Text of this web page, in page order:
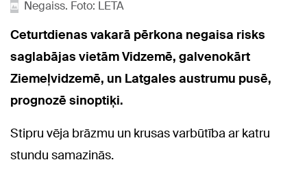
Negaiss. Foto: LETA
Ceturtdienas vakarā pērkona negaisa risks
saglabājas vietām Vidzemē, galvenokārt
Ziemeļvidzemē, un Latgales austrumu pusē,
prognozē sinoptiķi.
Stipru vēja brāzmu un krusas varbūtība ar katru
stundu samazinās.